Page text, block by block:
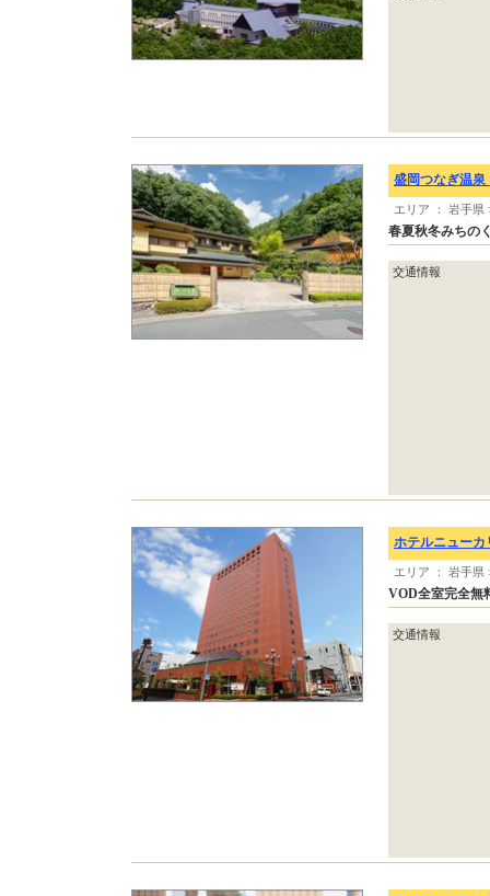
盛岡つなぎ温
エリア ： 岩手県
春夏秋冬みちの
交通情報
ホテルニューカ
エリア ： 岩手県
VOD全室完全無
交通情報